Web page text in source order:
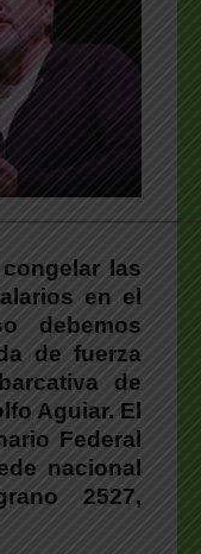
las
en el
debemos
de fuerza
de
Aguiar. El
Federal
nacional
2527,